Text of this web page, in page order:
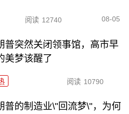
阅读 12740 08-05
普突然关闭领事馆，高市早
美梦该醒了
阅读 10790
普的制造业\"回流梦\"，为何